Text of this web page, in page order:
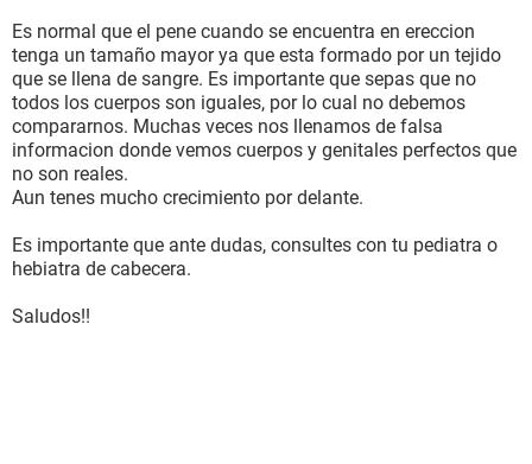
Es normal que el pene cuando se encuentra en ereccion
tenga un tamaño mayor ya que esta formado por un tejido
que se llena de sangre. Es importante que sepas que no
todos los cuerpos son iguales, por lo cual no debemos
compararnos. Muchas veces nos llenamos de falsa
informacion donde vemos cuerpos y genitales perfectos que
no son reales.
Aun tenes mucho crecimiento por delante.
Es importante que ante dudas, consultes con tu pediatra o
hebiatra de cabecera.
Saludos!!